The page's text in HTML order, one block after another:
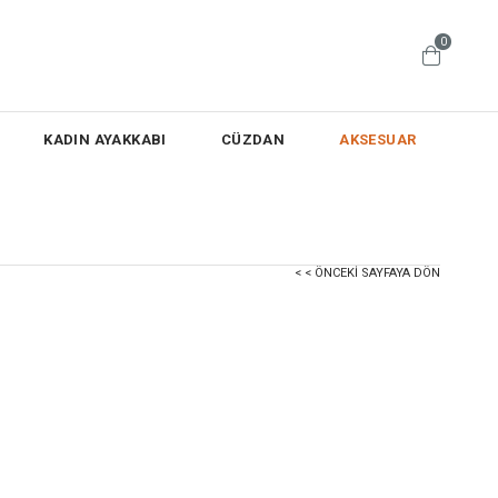
0
KADIN AYAKKABI CÜZDAN AKSESUAR
< < ÖNCEKI SAYFAYA DÖN